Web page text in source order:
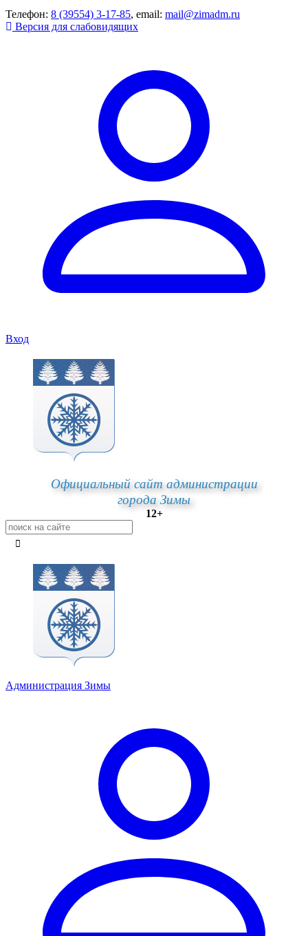
Телефон: 8 (39554) 3-17-85, email: mail@zimadm.ru
Версия для слабовидящих
Вход
Официальный сайт администрации
города Зимы
12+
Администрация Зимы